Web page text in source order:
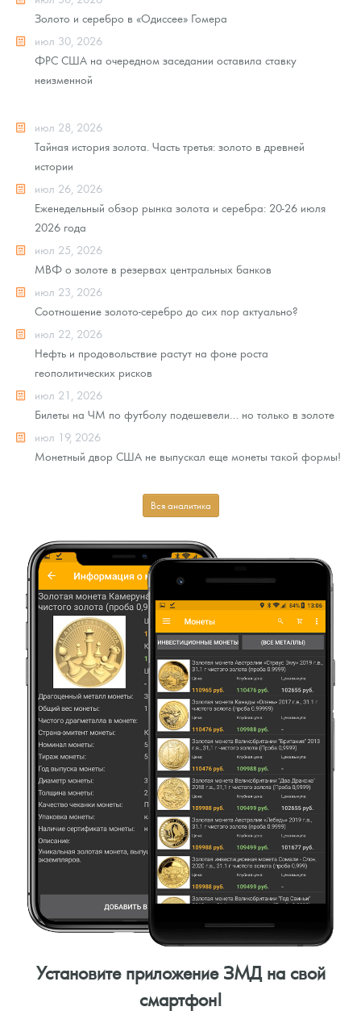
Золото и серебро в «Одиссее» Гомера
июл 30, 2026
ФРС США на очередном заседании оставила ставку
неизменной
июл 28, 2026
Тайная история золота. Часть третья: золото в древней
истории
июл 26, 2026
Еженедельный обзор рынка золота и серебра: 20-26 июля
2026 года
июл 25, 2026
МВФ о золоте в резервах центральных банков
июл 23, 2026
Соотношение золото-серебро до сих пор актуально?
июл 22, 2026
Нефть и продовольствие растут на фоне роста
геополитических рисков
июл 21, 2026
Билеты на ЧМ по футболу подешевели… но только в золоте
июл 19, 2026
Монетный двор США не выпускал еще монеты такой формы!
Вся аналитика
Установите приложение ЗМД на свой
смартфон!